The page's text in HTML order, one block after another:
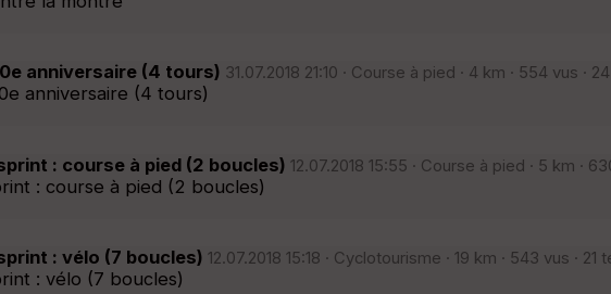
anniversaire (4 tours) 31.07.2018 21:10 · Course à pied · 4 km · 554 vus ·
anniversaire (4 tours)
: course à pied (2 boucles) 12.07.2018 15:55 · Course à pied · 5 km ·
: course à pied (2 boucles)
: vélo (7 boucles) 12.07.2018 15:18 · Cyclotourisme · 19 km · 543 vus · 21
: vélo (7 boucles)